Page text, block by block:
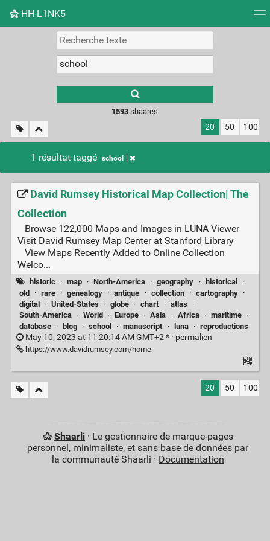
HH-L1NK5
Nuage de tags Mur d'images
results.
1593 shaares
20 50 100
1 résultat taggé school
David Rumsey Historical Map Collection| The
Collection
Browse 122,000 Maps and Images in LUNA Viewer
Visit David Rumsey Map Center at Stanford Library
View Maps Recently Added to Online Collection
Welco...
historic · map · North-America · geography · historical
·
old
· rare · genealogy · antique · collection · cartography
·
digital
· United-States · globe · chart · atlas
·
South-America
· World · Europe · Asia · Africa · maritime
·
database
· blog · school · manuscript · luna · reproductions
May 10, 2023 at 11:20:14 AM GMT+2 * · permalien
https://www.davidrumsey.com/home
20 50 100
Shaarli· Le gestionnaire de marque-pages
personnel, minimaliste, et sans base de données par
la communauté Shaarli · Documentation